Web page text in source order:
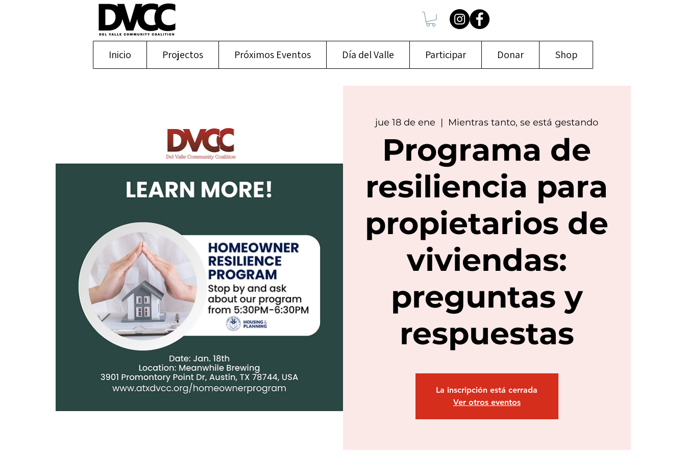
Inicio Projectos Próximos Eventos Día del Valle Participar Donar Shop
jue 18 de ene
  |
Mientras tanto, se está gestando
Programa de
resiliencia para
propietarios de
viviendas:
preguntas y
respuestas
La inscripción está cerrada
Ver otros eventos